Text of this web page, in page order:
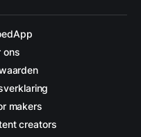
ons
makers
creators